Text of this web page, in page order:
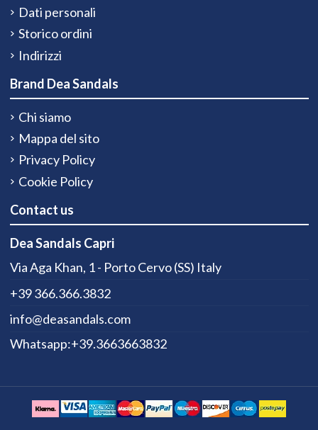
Dati personali
Storico ordini
Indirizzi
Brand Dea Sandals
Chi siamo
Mappa del sito
Privacy Policy
Cookie Policy
Contact us
Dea Sandals Capri
Via Aga Khan, 1 - Porto Cervo (SS) Italy
+39 366.366.3832
info@deasandals.com
Whatsapp:+39.3663663832